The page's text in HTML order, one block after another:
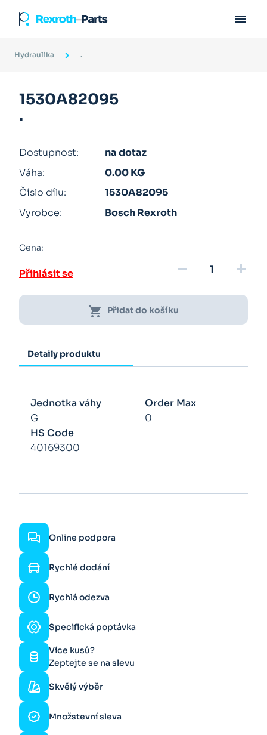

Hydraulika .
1530A82095
.
Dostupnost:
na dotaz
Váha:
0.00 KG
Číslo dílu:
1530A82095
Vyrobce:
Bosch Rexroth
Cena:
Přihlásit se remove add
shopping_cart Přidat do košíku
Detaily produktu
Jednotka váhy
G
Order Max
0
HS Code
40169300
Online podpora
Rychlé dodání
Rychlá odezva
Specifická poptávka
Více kusů?
Zeptejte se na slevu
Skvělý výběr
Množstevní sleva